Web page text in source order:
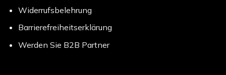
Widerrufsbelehrung
Barrierefreiheitserklärung
Werden Sie B2B Partner